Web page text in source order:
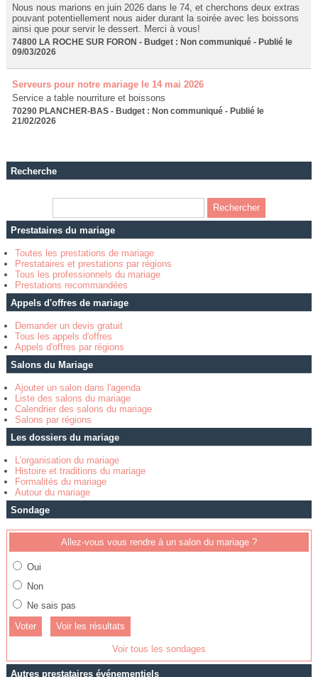
Nous nous marions en juin 2026 dans le 74, et cherchons deux extras
pouvant potentiellement nous aider durant la soirée avec les boissons
ainsi que pour servir le dessert. Merci à vous!
74800 LA ROCHE SUR FORON - Budget : Non communiqué - Publié le
09/03/2026
Serveurs pour notre mariage le 14 mai 2026
Service a table nourriture et boissons
70290 PLANCHER-BAS - Budget : Non communiqué - Publié le
21/02/2026
Recherche
Prestataires du mariage
Toutes les prestations de mariage
Prestataires et prestations par régions
Tous les professionnels du mariage
Prestations recommandées
Appels d'offres de mariage
Demander un devis gratuit
Tous les appels d'offres
Appels d'offres par régions
Salons du Mariage
Ajouter un salon dans l'agenda
Liste des salons du mariage
Calendrier des salons du mariage
Salons par régions
Les dossiers du mariage
L'organisation du mariage
Histoire et traditions du mariage
Formalités du mariage
Autour du mariage
Sondage
Allez-vous vous rendre à un salon du mariage ?
Oui
Non
Ne sais pas
Voir les résultats
Voir tous les sondages
Autres prestataires événementiels